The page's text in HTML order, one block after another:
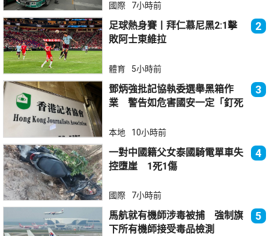
國際 7小時前
足球熱身賽丨拜仁慕尼黑2:1擊
敗阿士東維拉
2
體育 5小時前
鄧炳強批記協執委選舉黑箱作
業 警告如危害國安一定「釘死
3
本地 10小時前
一對中國籍父女泰國騎電單車失
控墮崖 1死1傷
4
國際 7小時前
馬航就有機師涉毒被捕 強制旗
下所有機師接受毒品檢測
5